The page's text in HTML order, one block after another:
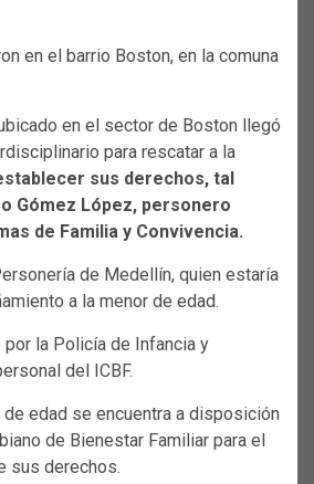
en el barrio Boston, en la comuna
en el sector de Boston llegó
para rescatar a la
sus derechos, tal
Gómez López, personero
de Familia y Convivencia.
de Medellín, quien estaría
a la menor de edad.
la Policía de Infancia y
del ICBF.
de edad se encuentra a disposición
de Bienestar Familiar para el
sus derechos.